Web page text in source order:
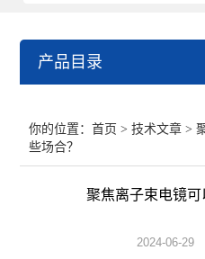
产品目录
手持光谱仪
电镜附件及制样设备
你的位置：首页 >技术文章 >
些场合？
聚焦离子束电镜可
2024-06-29